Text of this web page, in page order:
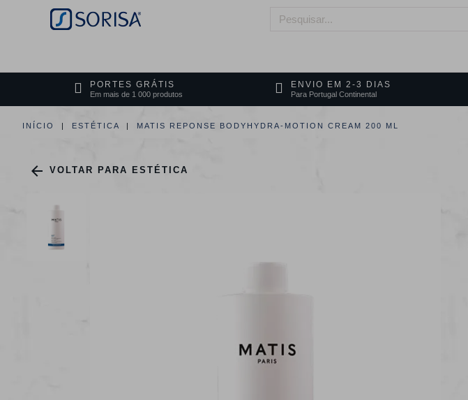
PORTES GRÁTIS
Em mais de 1 000 produtos
ENVIO EM 2-3 DIAS
Para Portugal Continental
INÍCIO ESTÉTICA MATIS REPONSE BODYHYDRA-MOTION CREAM 200 ML
 VOLTAR PARA ESTÉTICA